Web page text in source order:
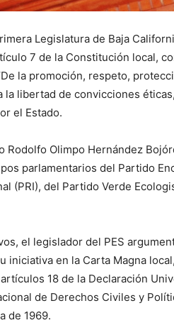
Legislatura de Baja
7 de la Constitución local,
la promoción, respeto,
la libertad de convicciones
el Estado.
Rodolfo Olimpo Hernández
parlamentarios del Partido
(PRI), del Partido Verde
el legislador del PES
iniciativa en la Carta Magna
18 de la Declaración
de Derechos Civiles y
de 1969.